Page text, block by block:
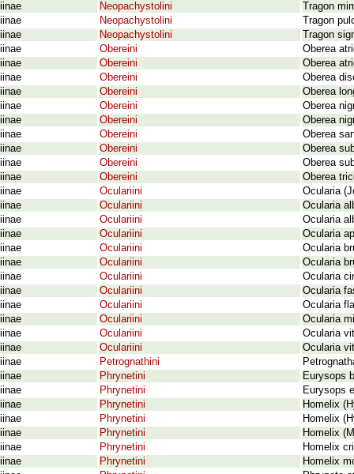
Neopachystolini
Tragon
Neopachystolini
Tragon
Neopachystolini
Tragon
Obereini
Oberea
Obereini
Oberea
Obereini
Oberea
Obereini
Oberea
Obereini
Oberea
Obereini
Oberea
Obereini
Oberea
Obereini
Oberea
Obereini
Oberea
Obereini
Oberea
Oculariini
Ocularia
Oculariini
Ocularia
Oculariini
Ocularia
Oculariini
Ocularia
Oculariini
Ocularia
Oculariini
Ocularia
Oculariini
Ocularia
Oculariini
Ocularia
Oculariini
Ocularia
Oculariini
Ocularia
Oculariini
Ocularia
Oculariini
Ocularia
Petrognathini
Phrynetini
Eurysops
Phrynetini
Eurysops
Phrynetini
Homelix
Phrynetini
Homelix
Phrynetini
Homelix
Phrynetini
Homelix
Phrynetini
Homelix